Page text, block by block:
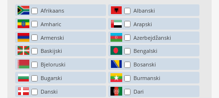
Afrikaans
Albanski
Amharic
Arapski
Armenski
Azerbejdžanski
Baskijski
Bengalski
Bjeloruski
Bosanski
Bugarski
Burmanski
Danski
Dari